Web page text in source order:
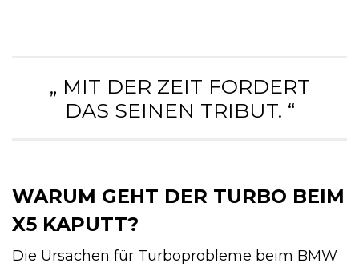
„ MIT DER ZEIT FORDERT
DAS SEINEN TRIBUT. “
WARUM GEHT DER TURBO BEIM
X5 KAPUTT?
Die Ursachen für Turboprobleme beim BMW